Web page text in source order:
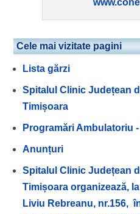
Cele mai vizitate pagini
Lista gărzi
Spitalul Clinic Județean
Timișoara
Programări Ambulatoriu
Anunțuri
Spitalul Clinic Județean
Timișoara organizează,
Liviu Rebreanu, nr.156,